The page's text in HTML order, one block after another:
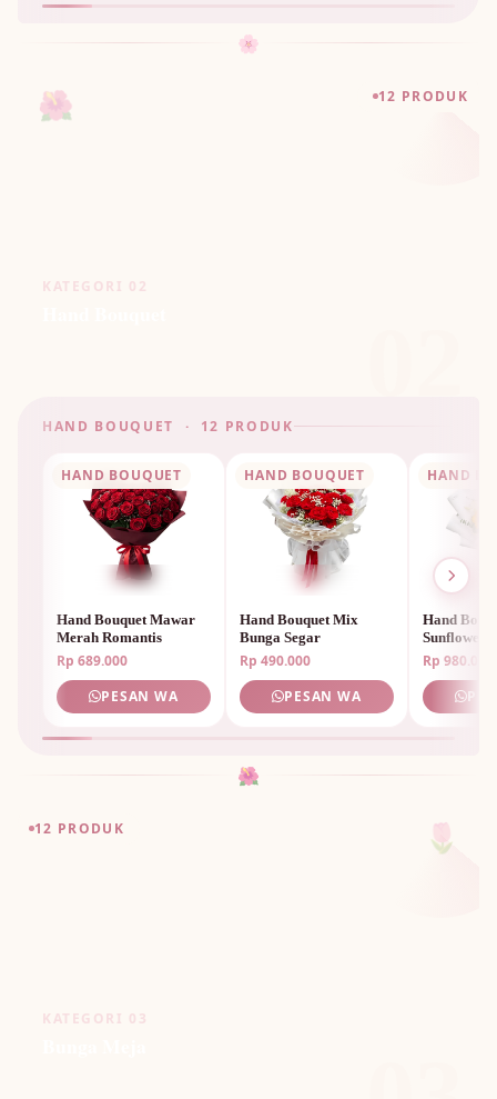
🌸
12 PRODUK
🌺
KATEGORI 02
HAND BOUQUET · 12 PRODUK
HAND BOUQUET
Hand Bouquet Mawar
Merah Romantis
Rp 689.000
PESAN WA
HAND BOUQUET
Hand Bouquet Mix
Bunga Segar
Rp 490.000
PESAN WA
HAND
Hand
Sunflower
Rp 980.000
🌺
12 PRODUK 🌷
KATEGORI 03